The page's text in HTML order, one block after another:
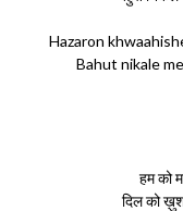
Hazaron
Bahut nikale
हम को
दिल को